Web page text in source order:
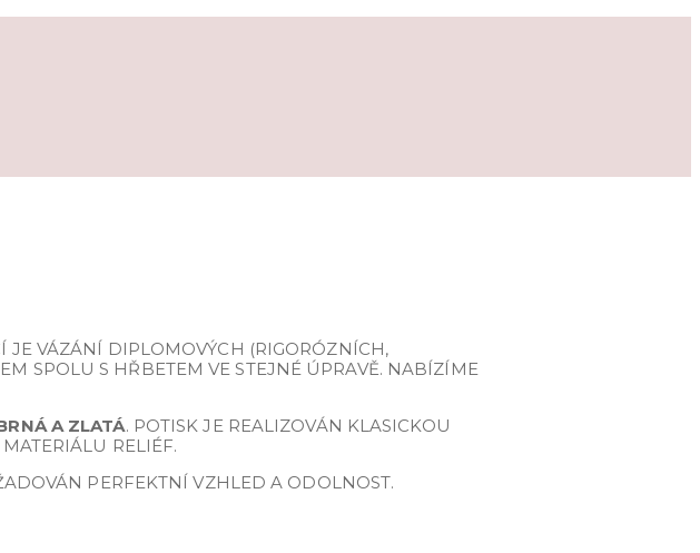
JE VÁZÁNÍ DIPLOMOVÝCH (RIGORÓZNÍCH,
SPOLU S HŘBETEM VE STEJNÉ ÚPRAVĚ. NABÍZÍME
A ZLATÁ. POTISK JE REALIZOVÁN KLASICKOU
RELIÉF.
PERFEKTNÍ VZHLED A ODOLNOST.